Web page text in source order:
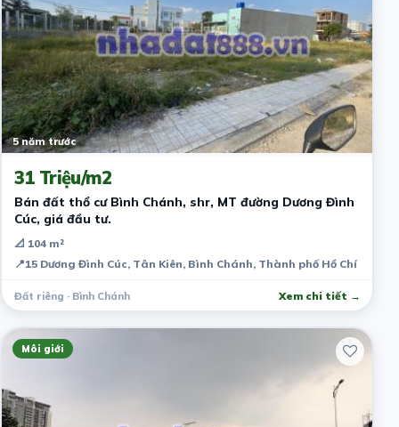
5 năm trước
31 Triệu/m2
Bán đất thổ cư Bình Chánh, shr, MT đường Dương Đình
Cúc, giá đầu tư.
📐 104 m²
📍15 Dương Đình Cúc, Tân Kiên, Bình Chánh, Thành phố Hồ Chí Minh,
Đất riêng · Bình Chánh Xem chi tiết →
Môi giới